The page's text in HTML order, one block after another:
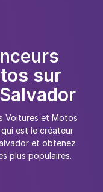
sur
Voitures et Motos
est le créateur
et obtenez
plus populaires.